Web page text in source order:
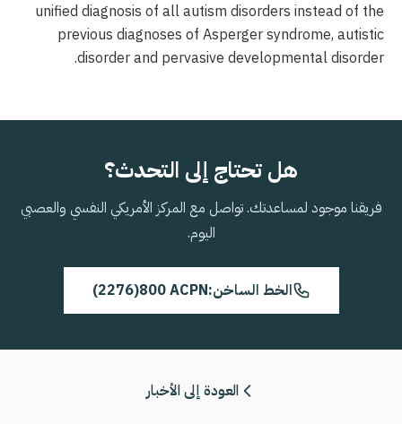
unified diagnosis of all autism disorders instead of the
previous diagnoses of Asperger syndrome, autistic
disorder and pervasive developmental disorder.
هل تحتاج إلى التحدث؟
فريقنا موجود لمساعدتك. تواصل مع المركز الأمريكي النفسي والعصبي
اليوم.
الخط الساخن:800 ACPN
(2276)
العودة إلى الأخبار